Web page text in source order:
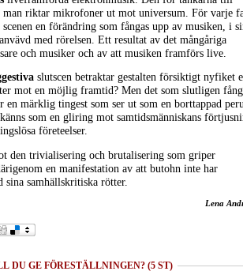
man riktar mikrofoner ut mot universum. För varje
scenen en förändring som fångas upp av musiken, i
med rörelsen. Ett resultat av det mångåriga
och musiker och av att musiken framförs live.
slutscen betraktar gestalten försiktigt nyfiket
mot en möjlig framtid? Men det som slutligen
en märklig tingest som ser ut som en borttappad
som en gliring mot samtidsmänniskans
företeelser.
den trivialisering och brutalisering som griper
en manifestation av att butohn inte har
samhällskritiska rötter.
Lena
DU GE FÖRESTÄLLNINGEN? (5 ST)